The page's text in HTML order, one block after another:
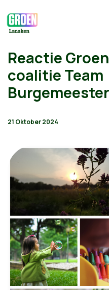
Reactie
coalitie Team
21 Oktober 2024